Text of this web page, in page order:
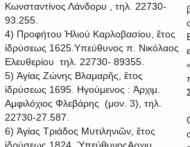
Κωνσταντίνος Λάνδορυ , τηλ. 22730-
93.255.
4) Προφήτου Ἠλιού Καρλοβασίου, ἔτος
ἱδρύσεως 1625.Υπεύθυνος π. Νικόλαος
Ελευθερίου τηλ. 22730- 89355.
5) Ἁγίας Ζώνης Βλαμαρῆς, ἔτος
ἱδρύσεως 1695. Ηγούμενος : Ἀρχιμ.
Αμφιλόχιος Φλεβάρης (μον. 3), τηλ.
22730-27.587.
6) Ἁγίας Τριάδος Μυτιληνιῶν, ἔτος